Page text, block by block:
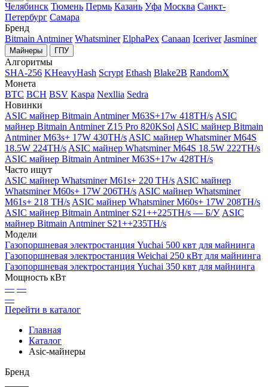
Челябинск Тюмень Пермь Казань Уфа Москва Санкт-
Петербург Самара
Бренд
Bitmain Antminer Whatsminer ElphaPex Canaan Iceriver Jasminer
Майнеры ГПУ
Алгоритмы
SHA-256 KHeavyHash Scrypt Ethash Blake2B RandomX
Монета
BTC BCH BSV Kaspa Nexllia Sedra
Новинки
ASIC майнер Bitmain Antminer M63S+17w 418TH/s ASIC
майнер Bitmain Antminer Z15 Pro 820KSol ASIC майнер Bitmain
Antminer M63s+ 17W 430TH/s ASIC майнер Whatsminer M64S
18.5W 224TH/s ASIC майнер Whatsminer M64S 18.5W 222TH/s
ASIC майнер Bitmain Antminer M63S+17w 428TH/s
Часто ищут
ASIC майнер Whatsminer M61s+ 220 TH/s ASIC майнер
Whatsminer M60s+ 17W 206TH/s ASIC майнер Whatsminer
M61s+ 218 TH/s ASIC майнер Whatsminer M60s+ 17W 208TH/s
ASIC майнер Bitmain Antminer S21++225TH/s — Б/У ASIC
майнер Bitmain Antminer S21++235TH/s
Модели
Газопоршневая электростанция Yuchai 500 квт для майнинга
Газопоршневая электростанция Weichai 250 кВт для майнинга
Газопоршневая электростанция Yuchai 350 квт для майнинга
Мощность кВт
— —
—
Перейти в каталог
Главная
Каталог
Asic-майнеры
Бренд